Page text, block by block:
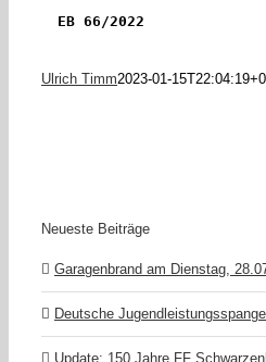
EB 66/2022
Ulrich Timm2023-01-
Neueste Beiträge
Garagenbrand am Dienstag,
Deutsche
Update: 150 Jahre FF